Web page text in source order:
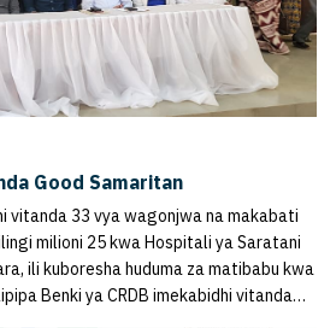
Good Samaritan
vitanda 33 vya wagonjwa na makabati
milioni 25 kwa Hospitali ya Saratani
ili kuboresha huduma za matibabu kwa
Benki ya CRDB imekabidhi vitanda…